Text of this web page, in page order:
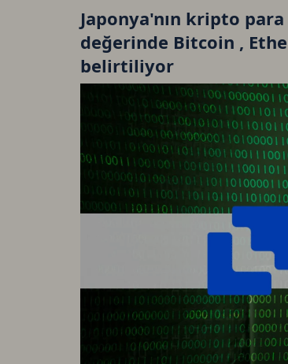
Japonya'nın kripto
değerinde Bitcoin ,
belirtiliyor